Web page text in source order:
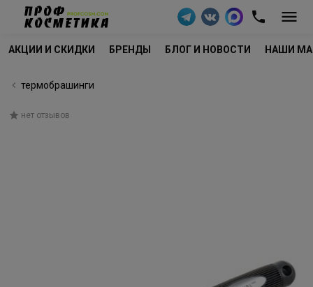
АКЦИИ И СКИДКИ БРЕНДЫ БЛОГ И НОВОСТИ НАШИ
термобрашинги
нет отзывов